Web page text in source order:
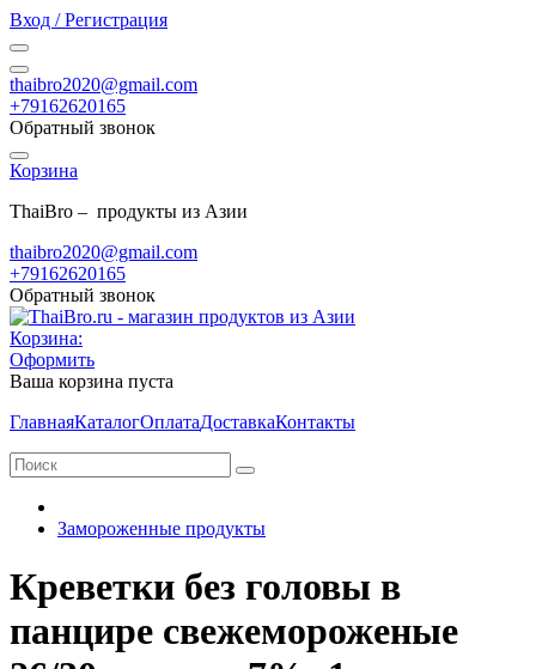
Вход / Регистрация
thaibro2020@gmail.com
+79162620165
Обратный звонок
Корзина
ThaiBro – продукты из Азии
thaibro2020@gmail.com
+79162620165
Обратный звонок
Корзина:
Оформить
Ваша корзина пуста
ГлавнаяКаталогОплатаДоставкаКонтакты
Замороженные продукты
Креветки без головы в
панцире свежемороженые